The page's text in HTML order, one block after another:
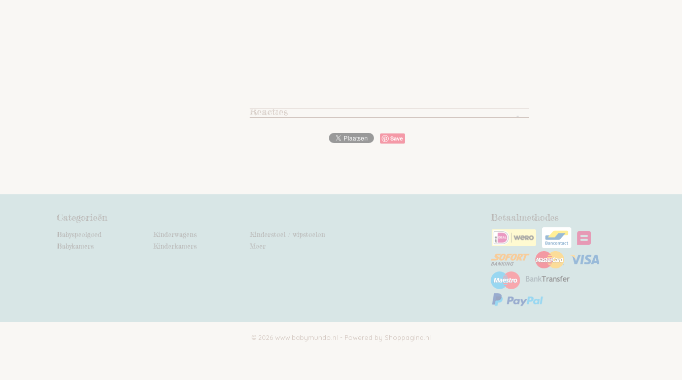
Reacties
Save
Categorieën
Babyspeelgoed
Babykamers
Kinderwagens
Kinderkamers
Kinderstoel / wipstoelen
Meer
Betaalmethodes
© 2026 www.babymundo.nl - Powered by Shoppagina.nl